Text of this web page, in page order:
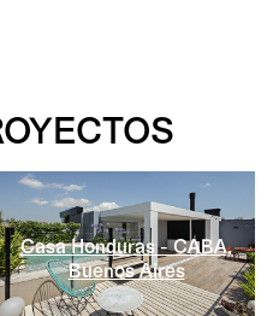
Casa Honduras - CABA,
Buenos Aires